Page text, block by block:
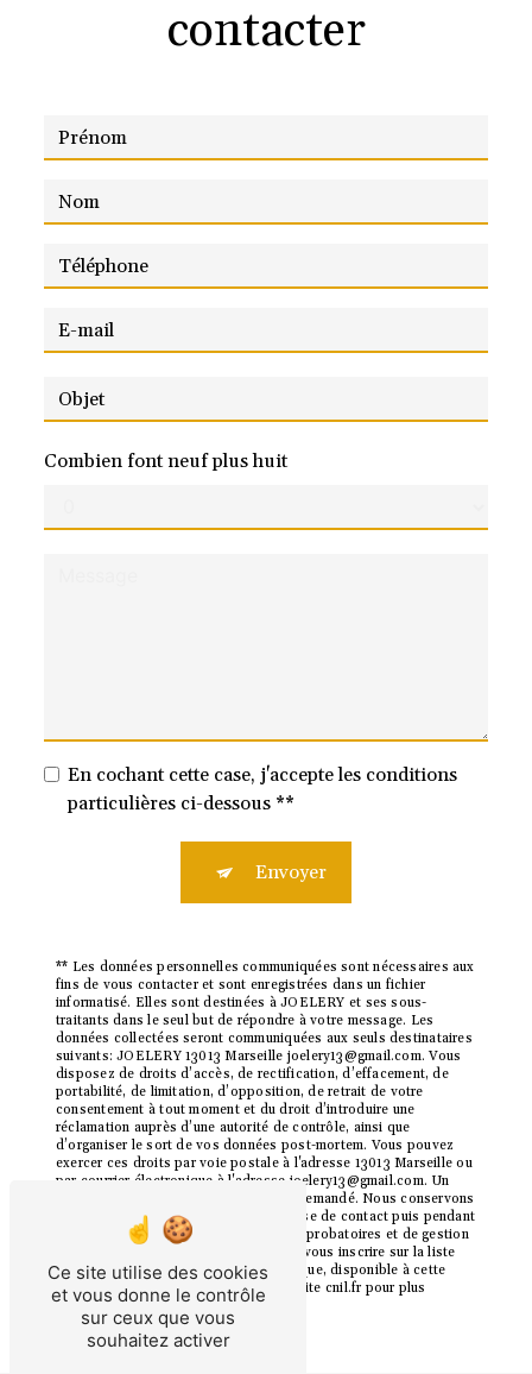
contacter
Combien font neuf plus huit
En cochant cette case, j'accepte les conditions
particulières ci-dessous **
Envoyer
** Les données personnelles communiquées sont nécessaires aux
fins de vous contacter et sont enregistrées dans un fichier
informatisé. Elles sont destinées à JOELERY et ses sous-
traitants dans le seul but de répondre à votre message. Les
données collectées seront communiquées aux seuls destinataires
suivants: JOELERY 13013 Marseille joelery13@gmail.com. Vous
disposez de droits d’accès, de rectification, d’effacement, de
portabilité, de limitation, d’opposition, de retrait de votre
consentement à tout moment et du droit d’introduire une
réclamation auprès d’une autorité de contrôle, ainsi que
d’organiser le sort de vos données post-mortem. Vous pouvez
exercer ces droits par voie postale à l'adresse 13013 Marseille ou
par courrier électronique à l'adresse joelery13@gmail.com. Un
justificatif d'identité pourra vous être demandé. Nous conservons
vos données pendant la période de prise de contact puis pendant
la durée de prescription légale aux fins probatoires et de gestion
des contentieux. Vous avez le droit de vous inscrire sur la liste
d'opposition au démarchage téléphonique, disponible à cette
adresse: Bloctel.gouv.fr. Consultez le site cnil.fr pour plus
d’informations sur vos droits.
Ce site utilise des cookies
et vous donne le contrôle
sur ceux que vous
souhaitez activer